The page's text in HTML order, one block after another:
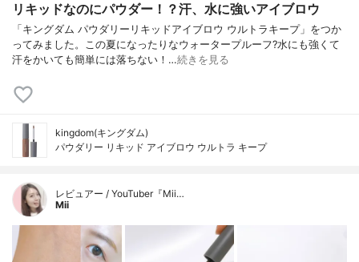
リキッドなのにパウダー！？汗、水に強いアイブロウ
「キングダム パウダリーリキッドアイブロウ ウルトラキープ」をつか
ってみました。この夏になったりなウォータープルーフ?水にも強くて
汗をかいても簡単には落ちない！…続きを見る
kingdom(キングダム)
パウダリー リキッド アイブロウ ウルトラ キープ
レビュアー / YouTuber『Mii…
Mii